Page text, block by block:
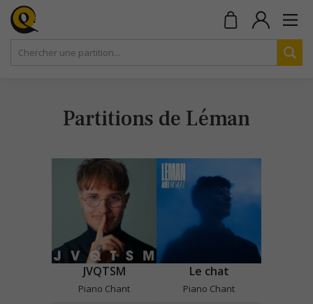
Partitions de Léman
JVQTSM
Piano Chant
Le chat
Piano Chant